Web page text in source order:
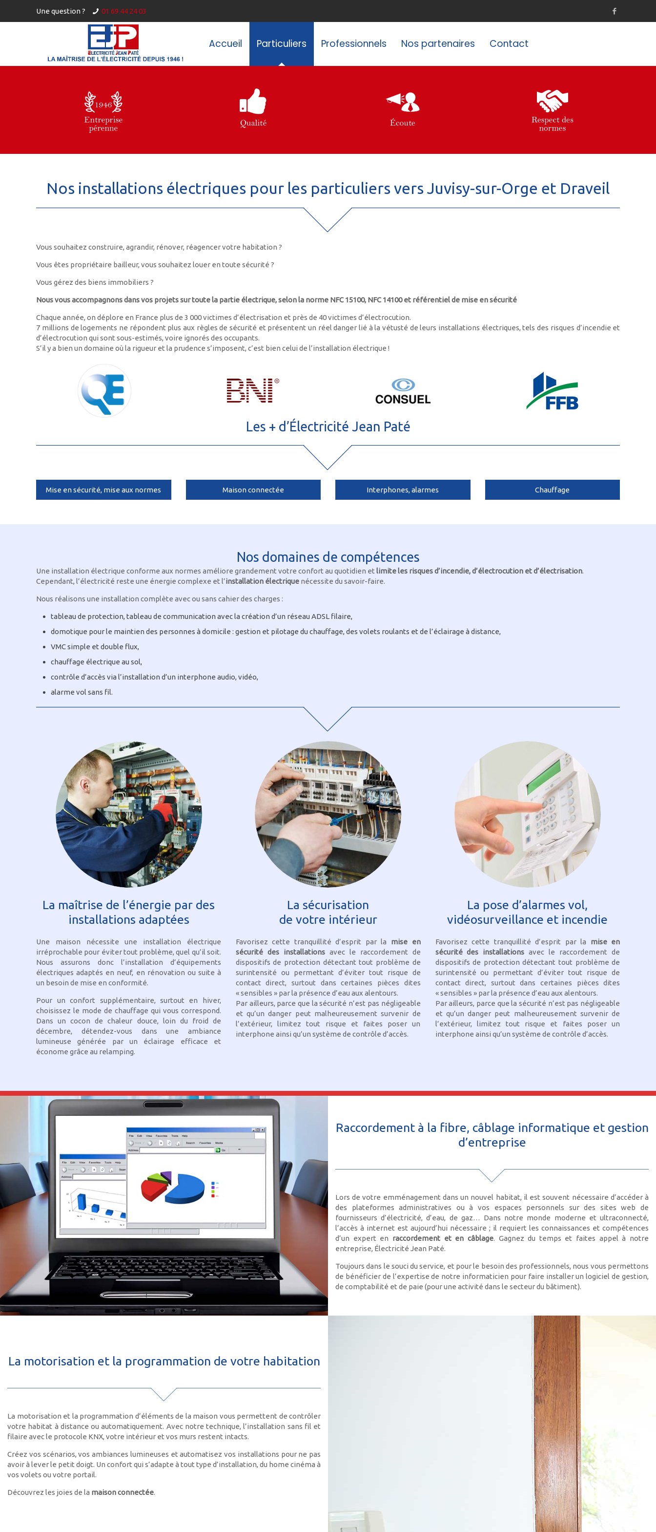
Une question ? 01 69 44 24 03
Accueil Particuliers Professionnels Nos partenaires Contact
Nos installations électriques pour les particuliers vers Juvisy-sur-Orge et Draveil
Vous souhaitez construire, agrandir, rénover, réagencer votre habitation ?
Vous êtes propriétaire bailleur, vous souhaitez louer en toute sécurité ?
Vous gérez des biens immobiliers ?
Nous vous accompagnons dans vos projets sur toute la partie électrique, selon la norme NFC 15100, NFC 14100 et référentiel de mise en sécurité
Chaque année, on déplore en France plus de 3 000 victimes d’électrisation et près de 40 victimes d’électrocution.
7 millions de logements ne répondent plus aux règles de sécurité et présentent un réel danger lié à la vétusté de leurs installations électriques, tels des risques d’incendie et
d’électrocution qui sont sous-estimés, voire ignorés des occupants.
S’il y a bien un domaine où la rigueur et la prudence s’imposent, c’est bien celui de l’installation électrique !
Les + d’Électricité Jean Paté
Mise en sécurité, mise aux normes Maison connectée Interphones, alarmes Chauffage
Nos domaines de compétences
Une installation électrique conforme aux normes améliore grandement votre confort au quotidien etlimite les risques d’incendie, d’électrocution et d’électrisation.
Cependant, l’électricité reste une énergie complexe et l’installation électrique nécessite du savoir-faire.
Nous réalisons une installation complète avec ou sans cahier des charges :
tableau de protection, tableau de communication avec la création d’un réseau ADSL filaire,
domotique pour le maintien des personnes à domicile : gestion et pilotage du chauffage, des volets roulants et de l’éclairage à distance,
VMC simple et double flux,
chauffage électrique au sol,
contrôle d’accès via l’installation d’un interphone audio, vidéo,
alarme vol sans fil.
La maîtrise de l’énergie par des
installations adaptées
Une maison nécessite une installation électrique
irréprochable pour éviter tout problème, quel qu’il soit.
Nous assurons donc l’installation d’équipements
électriques adaptés en neuf, en rénovation ou suite à
un besoin de mise en conformité.
Pour un confort supplémentaire, surtout en hiver,
choisissez le mode de chauffage qui vous correspond.
Dans un cocon de chaleur douce, loin du froid de
décembre, détendez-vous dans une ambiance
lumineuse générée par un éclairage efficace et
économe grâce au relamping.
La sécurisation
de votre intérieur
Favorisez cette tranquillité d’esprit par la mise en
sécurité des installationsavec le raccordement de
dispositifs de protection détectant tout problème de
surintensité ou permettant d’éviter tout risque de
contact direct, surtout dans certaines pièces dites
« sensibles » par la présence d’eau aux alentours.
Par ailleurs, parce que la sécurité n’est pas négligeable
et qu’un danger peut malheureusement survenir de
l’extérieur, limitez tout risque et faites poser un
interphone ainsi qu’un système de contrôle d’accès.
La pose d’alarmes vol,
vidéosurveillance et incendie
Favorisez cette tranquillité d’esprit par la mise en
sécurité des installations avec le raccordement de
dispositifs de protection détectant tout problème de
surintensité ou permettant d’éviter tout risque de
contact direct, surtout dans certaines pièces dites
« sensibles » par la présence d’eau aux alentours.
Par ailleurs, parce que la sécurité n’est pas négligeable
et qu’un danger peut malheureusement survenir de
l’extérieur, limitez tout risque et faites poser un
interphone ainsi qu’un système de contrôle d’accès.
Raccordement à la fibre, câblage informatique et gestion
d’entreprise
Lors de votre emménagement dans un nouvel habitat, il est souvent nécessaire d’accéder à
des plateformes administratives ou à vos espaces personnels sur des sites web de
fournisseurs d’électricité, d’eau, de gaz… Dans notre monde moderne et ultraconnecté,
l’accès à internet est aujourd’hui nécessaire ; il requiert les connaissances et compétences
d’un expert en raccordement et en câblage. Gagnez du temps et faites appel à notre
entreprise, Électricité Jean Paté.
Toujours dans le souci du service, et pour le besoin des professionnels, nous vous permettons
de bénéficier de l’expertise de notre informaticien pour faire installer un logiciel de gestion,
de comptabilité et de paie (pour une activité dans le secteur du bâtiment).
La motorisation et la programmation de votre habitation
La motorisation et la programmation d’éléments de la maison vous permettent de contrôler
votre habitat à distance ou automatiquement. Avec notre technique, l’installation sans fil et
filaire avec le protocole KNX, votre intérieur et vos murs restent intacts.
Créez vos scénarios, vos ambiances lumineuses et automatisez vos installations pour ne pas
avoir à lever le petit doigt. Un confort qui s’adapte à tout type d’installation, du home cinéma à
vos volets ou votre portail.
Découvrez les joies de la maison connectée.